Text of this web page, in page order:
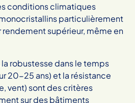
conditions climatiques
particulièrement
supérieur, même en
robustesse dans le temps
20-25 ans) et la résistance
vent) sont des critères
sur des bâtiments